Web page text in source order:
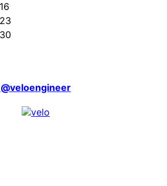
16
23
30
@veloengineer